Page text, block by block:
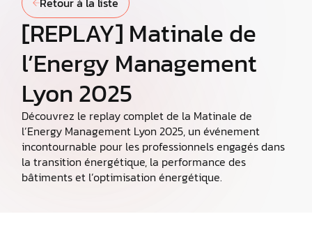
[REPLAY] Matinale de
l’Energy Management
Lyon 2025
Découvrez le replay complet de la Matinale de
l’Energy Management Lyon 2025, un événement
incontournable pour les professionnels engagés dans
la transition énergétique, la performance des
bâtiments et l’optimisation énergétique.